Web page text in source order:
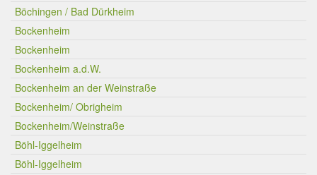
Böchingen / Bad Dürkheim
Bockenheim
Bockenheim
Bockenheim a.d.W.
Bockenheim an der Weinstraße
Bockenheim/ Obrigheim
Bockenheim/Weinstraße
Böhl-Iggelheim
Böhl-Iggelheim